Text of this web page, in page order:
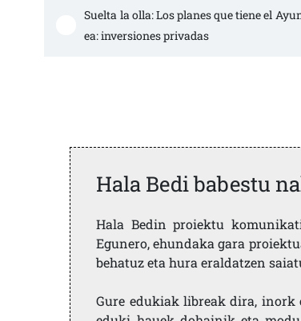
Suelta la olla: Los planes que tiene el
ea: inversiones privadas
Hala Bedi babestu
Hala Bedin proiektu
Egunero, ehundaka gara
behatuz eta hura eraldatzen
Gure edukiak libreak dira, inork